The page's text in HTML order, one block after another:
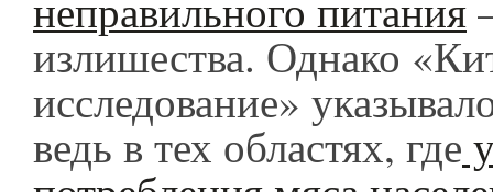
излишества. Однако
исследование»
ведь в тех областях, где